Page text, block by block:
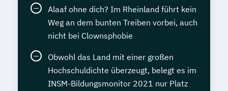
Alaaf ohne dich? Im Rheinland führt kein
Weg an dem bunten Treiben vorbei, auch
nicht bei Clownsphobie
Obwohl das Land mit einer großen
Hochschuldichte überzeugt, belegt es im
INSM-Bildungsmonitor 2021 nur Platz